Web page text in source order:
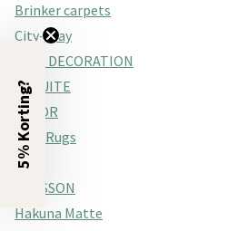
Brinker carpets
City-Play
ELLE DECORATION
ENSUITE
FLOOR
Flair Rugs
Fraai
GRASSON
Hakuna Matte
5% Korting?